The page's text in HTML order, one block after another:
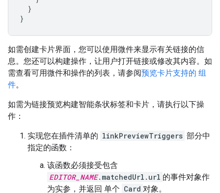
}
}
如需创建卡片界面，您可以使用微件来显示有关链接的信
息。您还可以构建操作，让用户打开链接或修改其内容。如
需查看可用微件和操作的列表，请参阅预览卡片支持的 组
件。
如需为链接预览构建智能条状标签和卡片，请执行以下操
作：
实现您在插件清单的 linkPreviewTriggers 部分中
指定的函数：
该函数必须接受包含
EDITOR_NAME.matchedUrl.url 的事件对象作
为实参，并返回 单个 Card 对象。